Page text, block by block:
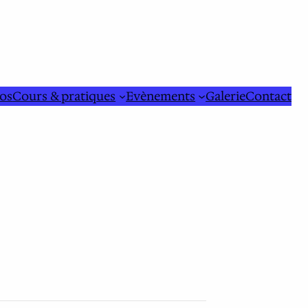
Cours & pratiques Evènements GalerieContact